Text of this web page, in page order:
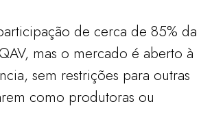
de cerca de 85% da
mas o mercado é aberto à
sem restrições para outras
como produtoras ou